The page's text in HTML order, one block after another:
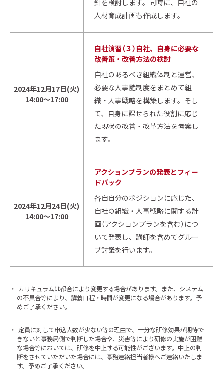
針を検討します。同時に、自社の
人材育成計画も作成します。
2024年12月17日(火)
14:00～17:00
自社演習（３）自社、自身に必要な
改善策・改善方法の検討
自社のあるべき組織体制と運営、
必要な人事諸制度をまとめて組
織・人事戦略を構築します。そし
て、自身に課せられた役割に応じ
た現状の改善・改革方法を考案し
ます。
2024年12月24日(火)
14:00～17:00
アクションプランの発表とフィー
ドバック
各自自分のポジションに応じた、
自社の組織・人事戦略に関する計
画（アクションプランを含む）につ
いて発表し、講師を含めてグルー
プ討議を行います。
・ カリキュラムは都合により変更する場合があります。また、システム
の不具合等により、講義日程・時間が変更になる場合があります。予
めご了承ください。
・ 定員に対して申込人数が少ない等の理由で、十分な研修効果が期待で
きないと事務局側で判断した場合や、災害等により研修の実施が困難
な場合等においては、研修を中止する可能性がございます。中止の判
断をさせていただいた場合には、事務連絡担当者様へご連絡いたしま
す。予めご了承ください。